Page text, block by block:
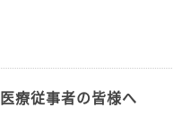
医療従事者の皆様へ